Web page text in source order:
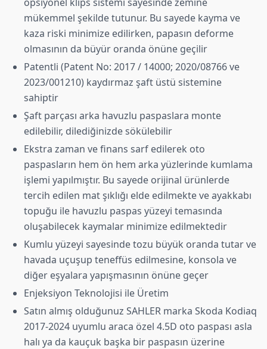
mükemmel şekilde tutunur. Bu sayede kayma ve
kaza riski minimize edilirken, papasın deforme
olmasının da büyür oranda önüne geçilir
Patentli (Patent No: 2017 / 14000; 2020/08766 ve
2023/001210) kaydırmaz şaft üstü sistemine
sahiptir
Şaft parçası arka havuzlu paspaslara monte
edilebilir, dilediğinizde sökülebilir
Ekstra zaman ve finans sarf edilerek oto
paspasların hem ön hem arka yüzlerinde kumlama
işlemi yapılmıştır. Bu sayede orijinal ürünlerde
tercih edilen mat şıklığı elde edilmekte ve ayakkabı
topuğu ile havuzlu paspas yüzeyi temasında
oluşabilecek kaymalar minimize edilmektedir
Kumlu yüzeyi sayesinde tozu büyük oranda tutar ve
havada uçuşup teneffüs edilmesine, konsola ve
diğer eşyalara yapışmasının önüne geçer
Enjeksiyon Teknolojisi ile Üretim
Satın almış olduğunuz SAHLER marka Skoda Kodiaq
2017-2024 uyumlu araca özel 4.5D oto paspası asla
halı ya da kauçuk başka bir paspasın üzerine